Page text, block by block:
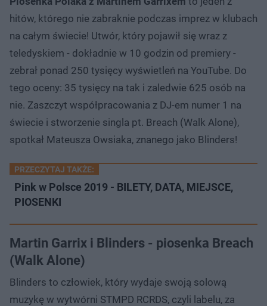
hitów, którego nie zabraknie podczas imprez w klubach
na całym świecie! Utwór, który pojawił się wraz z
teledyskiem - dokładnie w 10 godzin od premiery -
zebrał ponad 250 tysięcy wyświetleń na YouTube. Do
tego oceny: 35 tysięcy na tak i zaledwie 625 osób na
nie. Zaszczyt współpracowania z DJ-em numer 1 na
świecie i stworzenie singla pt. Breach (Walk Alone),
spotkał Mateusza Owsiaka, znanego jako Blinders!
PRZECZYTAJ TAKŻE:
Pink w Polsce 2019 - BILETY, DATA, MIEJSCE,
PIOSENKI
Martin Garrix i Blinders - piosenka Breach
(Walk Alone)
Blinders to człowiek, który wydaje swoją solową
muzykę w wytwórni STMPD RCRDS, czyli labelu, za